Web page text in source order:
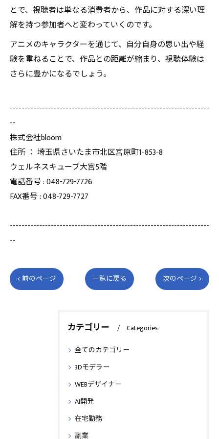
とで、視聴者は単なる消費者から、作品に対する深い理
解を持つ参加者へと変わっていくのです。
アニメのキャラクターを通じて、自分自身の思い出や経
験を重ねることで、作品との距離が縮まり、視聴体験は
さらに豊かになるでしょう。
--------------------------------------------------------------------
--
株式会社bloom
住所 ： 埼玉県さいたま市北区宮原町1-853-8
ウェルネスキューブ大宮5階
電話番号 : 048-729-7726
FAX番号 : 048-729-7727
--------------------------------------------------------------------
--
< 前のページ 一覧に戻る 次のページ >
カテゴリー Categories
全てのカテゴリー
3Dモデラー
WEBデザイナー
AI開発
在宅勤務
副業